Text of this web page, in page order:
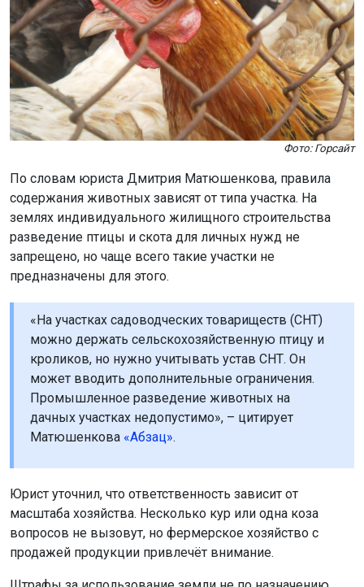
Фото: Горсайт
По словам юриста Дмитрия Матюшенкова, правила
содержания животных зависят от типа участка. На
землях индивидуального жилищного строительства
разведение птицы и скота для личных нужд не
запрещено, но чаще всего такие участки не
предназначены для этого.
«На участках садоводческих товариществ (СНТ)
можно держать сельскохозяйственную птицу и
кроликов, но нужно учитывать устав СНТ. Он
может вводить дополнительные ограничения.
Промышленное разведение животных на
дачных участках недопустимо», – цитирует
Матюшенкова «Абзац».
Юрист уточнил, что ответственность зависит от
масштаба хозяйства. Несколько кур или одна коза
вопросов не вызовут, но фермерское хозяйство с
продажей продукции привлечёт внимание.